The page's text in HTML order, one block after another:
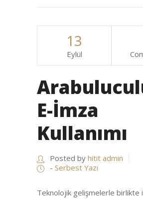
13
Eylül
E-İmza
Kullanımı
Posted by hitit admin
- Serbest Yazı
Teknolojik gelişmelerle birlikte